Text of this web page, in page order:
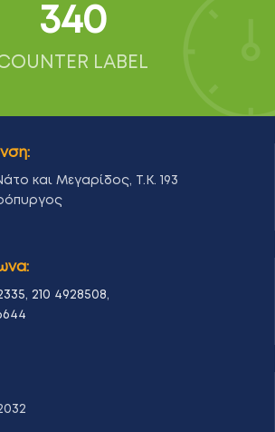
342
LABEL
και Μεγαρίδος, Τ.Κ. 193
, 210 4928508,